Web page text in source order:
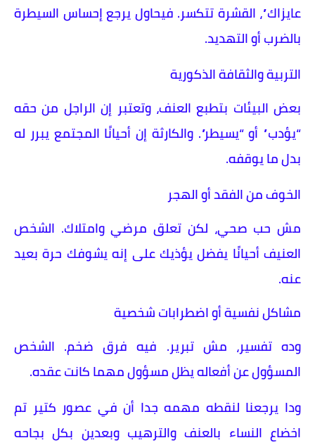
عايزاك”، القشرة تتكسر. فيحاول يرجع إحساس السيطرة
بالضرب أو التهديد.
التربية والثقافة الذكورية
بعض البيئات بتطبع العنف، وتعتبر إن الراجل من حقه
“يؤدب” أو “يسيطر”. والكارثة إن أحيانًا المجتمع يبرر له
بدل ما يوقفه.
الخوف من الفقد أو الهجر
مش حب صحي، لكن تعلق مرضي وامتلاك. الشخص
العنيف أحيانًا يفضل يؤذيك على إنه يشوفك حرة بعيد
عنه.
مشاكل نفسية أو اضطرابات شخصية
وده تفسير، مش تبرير. فيه فرق ضخم. الشخص
المسؤول عن أفعاله يظل مسؤول مهما كانت عقده.
ودا يرجعنا لنقطه مهمه جدا أن في عصور كتير تم
اخضاع النساء بالعنف والترهيب وبعدين بكل بجاحه